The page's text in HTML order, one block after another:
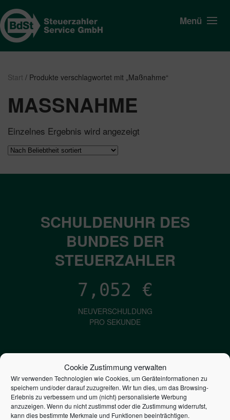
Cookie Zustimmung verwalten
Wir verwenden Technologien wie Cookies, um Geräteinformationen zu
speichern und/oder darauf zuzugreifen. Wir tun dies, um das Browsing-
Erlebnis zu verbessern und um (nicht) personalisierte Werbung
anzuzeigen. Wenn du nicht zustimmst oder die Zustimmung widerrufst,
kann dies bestimmte Merkmale und Funktionen beeinträchtigen.
Menü
Start / Produkte verschlagwortet mit „Maßnahme“
MASSNAHME
Einzelnes Ergebnis wird angezeigt
SCHULDENUHR DES
BUNDES DER
STEUERZAHLER
7,052 €
NEUVERSCHULDUNG
PRO SEKUNDE
1,601€
ZINSEN
PRO SEKUNDE